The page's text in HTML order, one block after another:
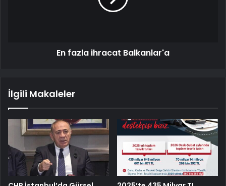
En fazla ihracat Balkanlar'a
İlgili Makaleler